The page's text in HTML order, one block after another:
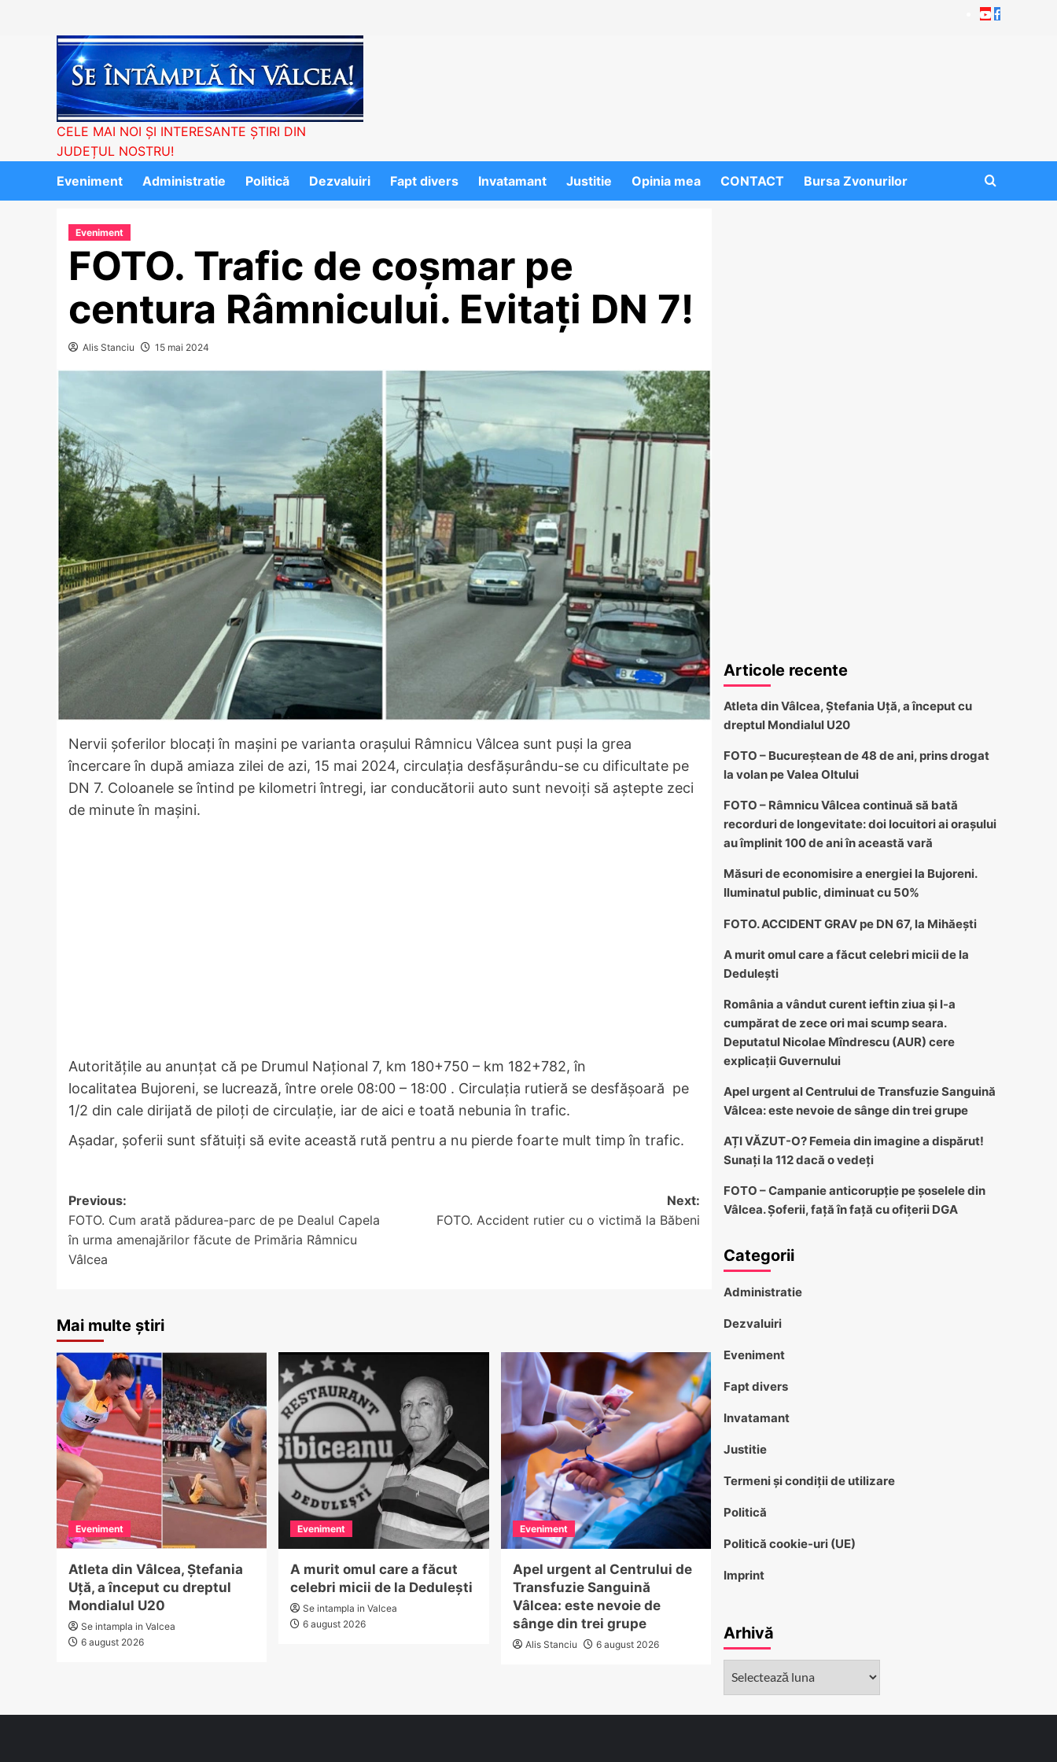
Youtube
Facebook
CELE MAI NOI ȘI INTERESANTE ȘTIRI DIN
JUDEȚUL NOSTRU!
Eveniment
Administratie Politică Dezvaluiri Fapt divers Invatamant Justitie Opinia mea CONTACT Bursa Zvonurilor
Eveniment
FOTO. Trafic de coșmar pe
centura Râmnicului. Evitați DN 7!
Alis Stanciu 15 mai 2024
Nervii șoferilor blocați în mașini pe varianta orașului Râmnicu Vâlcea sunt puși la grea
încercare în după amiaza zilei de azi, 15 mai 2024, circulația desfășurându-se cu dificultate pe
DN 7. Coloanele se întind pe kilometri întregi, iar conducătorii auto sunt nevoiți să aștepte zeci
de minute în mașini.
Autoritățile au anunțat că pe Drumul Național 7, km 180+750 – km 182+782, în
localitatea Bujoreni, se lucrează, între orele 08:00 – 18:00 . Circulația rutieră se desfășoară pe
1/2 din cale dirijată de piloți de circulație, iar de aici e toată nebunia în trafic.
Aşadar, şoferii sunt sfătuiţi să evite această rută pentru a nu pierde foarte mult timp în trafic.
Post
navigation
Previous:
FOTO. Cum arată pădurea-parc de pe Dealul Capela
în urma amenajărilor făcute de Primăria Râmnicu
Vâlcea
Next:
FOTO. Accident rutier cu o victimă la Băbeni
Mai multe știri
Eveniment
Atleta din Vâlcea, Ștefania
Uță, a început cu dreptul
Mondialul U20
Se intampla in Valcea
6 august 2026
Eveniment
A murit omul care a făcut
celebri micii de la Dedulești
Se intampla in Valcea
6 august 2026
Eveniment
Apel urgent al Centrului de
Transfuzie Sanguină
Vâlcea: este nevoie de
sânge din trei grupe
Alis Stanciu 6 august 2026
Articole recente
Atleta din Vâlcea, Ștefania Uță, a început cu
dreptul Mondialul U20
FOTO – Bucureștean de 48 de ani, prins drogat
la volan pe Valea Oltului
FOTO – Râmnicu Vâlcea continuă să bată
recorduri de longevitate: doi locuitori ai orașului
au împlinit 100 de ani în această vară
Măsuri de economisire a energiei la Bujoreni.
Iluminatul public, diminuat cu 50%
FOTO. ACCIDENT GRAV pe DN 67, la Mihăești
A murit omul care a făcut celebri micii de la
Dedulești
România a vândut curent ieftin ziua și l-a
cumpărat de zece ori mai scump seara.
Deputatul Nicolae Mîndrescu (AUR) cere
explicații Guvernului
Apel urgent al Centrului de Transfuzie Sanguină
Vâlcea: este nevoie de sânge din trei grupe
AȚI VĂZUT-O? Femeia din imagine a dispărut!
Sunați la 112 dacă o vedeți
FOTO – Campanie anticorupție pe șoselele din
Vâlcea. Șoferii, față în față cu ofițerii DGA
Categorii
Administratie
Dezvaluiri
Eveniment
Fapt divers
Invatamant
Justitie
Termeni și condiții de utilizare
Politică
Politică cookie-uri (UE)
Imprint
Arhivă